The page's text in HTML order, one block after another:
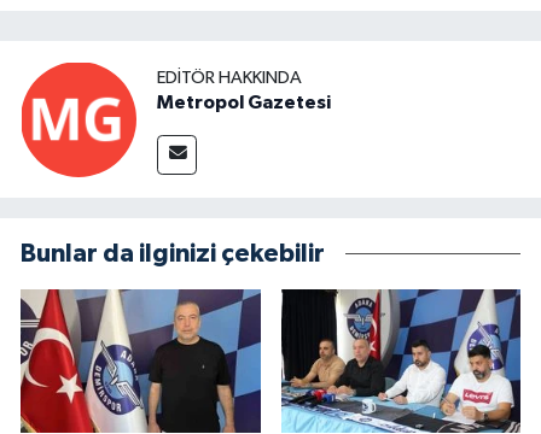
EDITÖR HAKKINDA
Metropol Gazetesi
Bunlar da ilginizi çekebilir